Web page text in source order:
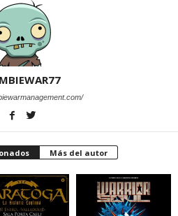
Más del autor